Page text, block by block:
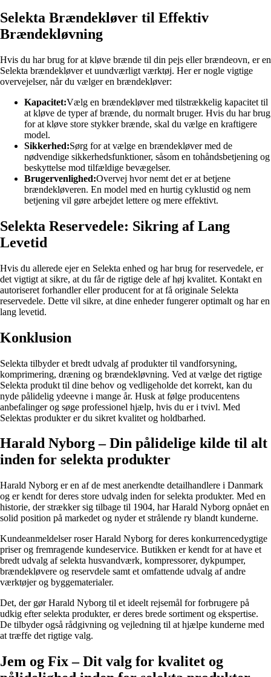
Selekta Brændekløver til Effektiv
Brændekløvning
Hvis du har brug for at kløve brænde til din pejs eller brændeovn, er en
Selekta brændekløver et uundværligt værktøj. Her er nogle vigtige
overvejelser, når du vælger en brændekløver:
Kapacitet:Vælg en brændekløver med tilstrækkelig kapacitet til
at kløve de typer af brænde, du normalt bruger. Hvis du har brug
for at kløve store stykker brænde, skal du vælge en kraftigere
model.
Sikkerhed:Sørg for at vælge en brændekløver med de
nødvendige sikkerhedsfunktioner, såsom en tohåndsbetjening og
beskyttelse mod tilfældige bevægelser.
Brugervenlighed:Overvej hvor nemt det er at betjene
brændekløveren. En model med en hurtig cyklustid og nem
betjening vil gøre arbejdet lettere og mere effektivt.
Selekta Reservedele: Sikring af Lang
Levetid
Hvis du allerede ejer en Selekta enhed og har brug for reservedele, er
det vigtigt at sikre, at du får de rigtige dele af høj kvalitet. Kontakt en
autoriseret forhandler eller producent for at få originale Selekta
reservedele. Dette vil sikre, at dine enheder fungerer optimalt og har en
lang levetid.
Konklusion
Selekta tilbyder et bredt udvalg af produkter til vandforsyning,
komprimering, dræning og brændekløvning. Ved at vælge det rigtige
Selekta produkt til dine behov og vedligeholde det korrekt, kan du
nyde pålidelig ydeevne i mange år. Husk at følge producentens
anbefalinger og søge professionel hjælp, hvis du er i tvivl. Med
Selektas produkter er du sikret kvalitet og holdbarhed.
Harald Nyborg – Din pålidelige kilde til alt
inden for selekta produkter
Harald Nyborg er en af de mest anerkendte detailhandlere i Danmark
og er kendt for deres store udvalg inden for selekta produkter. Med en
historie, der strækker sig tilbage til 1904, har Harald Nyborg opnået en
solid position på markedet og nyder et strålende ry blandt kunderne.
Kundeanmeldelser roser Harald Nyborg for deres konkurrencedygtige
priser og fremragende kundeservice. Butikken er kendt for at have et
bredt udvalg af selekta husvandværk, kompressorer, dykpumper,
brændekløvere og reservdele samt et omfattende udvalg af andre
værktøjer og byggematerialer.
Det, der gør Harald Nyborg til et ideelt rejsemål for forbrugere på
udkig efter selekta produkter, er deres brede sortiment og ekspertise.
De tilbyder også rådgivning og vejledning til at hjælpe kunderne med
at træffe det rigtige valg.
Jem og Fix – Dit valg for kvalitet og